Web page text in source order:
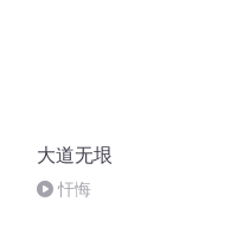
大道无垠
忓悔